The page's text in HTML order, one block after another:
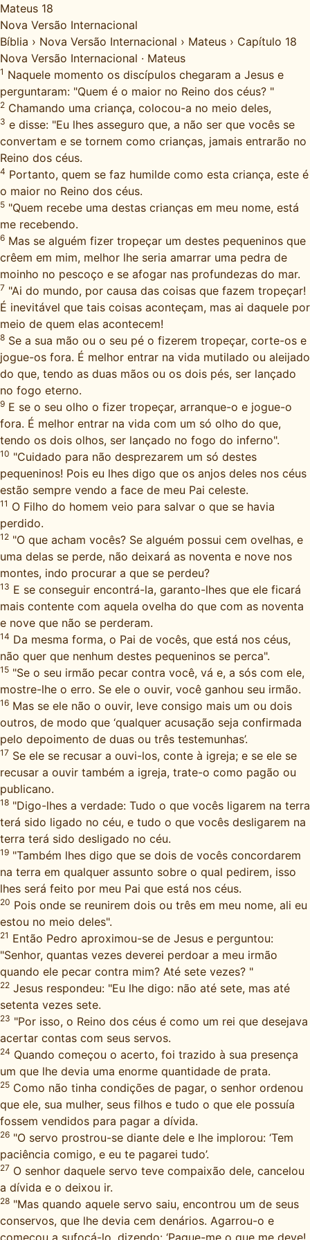
Mateus 18
Nova Versão Internacional
Bíblia › Nova Versão Internacional › Mateus › Capítulo 18
Nova Versão Internacional · Mateus
1 Naquele momento os discípulos chegaram a Jesus e
perguntaram: "Quem é o maior no Reino dos céus? "
2 Chamando uma criança, colocou-a no meio deles,
3 e disse: "Eu lhes asseguro que, a não ser que vocês se
convertam e se tornem como crianças, jamais entrarão no
Reino dos céus.
4 Portanto, quem se faz humilde como esta criança, este é
o maior no Reino dos céus.
5 "Quem recebe uma destas crianças em meu nome, está
me recebendo.
6 Mas se alguém fizer tropeçar um destes pequeninos que
crêem em mim, melhor lhe seria amarrar uma pedra de
moinho no pescoço e se afogar nas profundezas do mar.
7 "Ai do mundo, por causa das coisas que fazem tropeçar!
É inevitável que tais coisas aconteçam, mas ai daquele por
meio de quem elas acontecem!
8 Se a sua mão ou o seu pé o fizerem tropeçar, corte-os e
jogue-os fora. É melhor entrar na vida mutilado ou aleijado
do que, tendo as duas mãos ou os dois pés, ser lançado
no fogo eterno.
9 E se o seu olho o fizer tropeçar, arranque-o e jogue-o
fora. É melhor entrar na vida com um só olho do que,
tendo os dois olhos, ser lançado no fogo do inferno".
10 "Cuidado para não desprezarem um só destes
pequeninos! Pois eu lhes digo que os anjos deles nos céus
estão sempre vendo a face de meu Pai celeste.
11 O Filho do homem veio para salvar o que se havia
perdido.
12 "O que acham vocês? Se alguém possui cem ovelhas, e
uma delas se perde, não deixará as noventa e nove nos
montes, indo procurar a que se perdeu?
13 E se conseguir encontrá-la, garanto-lhes que ele ficará
mais contente com aquela ovelha do que com as noventa
e nove que não se perderam.
14 Da mesma forma, o Pai de vocês, que está nos céus,
não quer que nenhum destes pequeninos se perca".
15 "Se o seu irmão pecar contra você, vá e, a sós com ele,
mostre-lhe o erro. Se ele o ouvir, você ganhou seu irmão.
16 Mas se ele não o ouvir, leve consigo mais um ou dois
outros, de modo que ‘qualquer acusação seja confirmada
pelo depoimento de duas ou três testemunhas’.
17 Se ele se recusar a ouvi-los, conte à igreja; e se ele se
recusar a ouvir também a igreja, trate-o como pagão ou
publicano.
18 "Digo-lhes a verdade: Tudo o que vocês ligarem na terra
terá sido ligado no céu, e tudo o que vocês desligarem na
terra terá sido desligado no céu.
19 "Também lhes digo que se dois de vocês concordarem
na terra em qualquer assunto sobre o qual pedirem, isso
lhes será feito por meu Pai que está nos céus.
20 Pois onde se reunirem dois ou três em meu nome, ali eu
estou no meio deles".
21 Então Pedro aproximou-se de Jesus e perguntou:
"Senhor, quantas vezes deverei perdoar a meu irmão
quando ele pecar contra mim? Até sete vezes? "
22 Jesus respondeu: "Eu lhe digo: não até sete, mas até
setenta vezes sete.
23 "Por isso, o Reino dos céus é como um rei que desejava
acertar contas com seus servos.
24 Quando começou o acerto, foi trazido à sua presença
um que lhe devia uma enorme quantidade de prata.
25 Como não tinha condições de pagar, o senhor ordenou
que ele, sua mulher, seus filhos e tudo o que ele possuía
fossem vendidos para pagar a dívida.
26 "O servo prostrou-se diante dele e lhe implorou: ‘Tem
paciência comigo, e eu te pagarei tudo’.
27 O senhor daquele servo teve compaixão dele, cancelou
a dívida e o deixou ir.
28 "Mas quando aquele servo saiu, encontrou um de seus
conservos, que lhe devia cem denários. Agarrou-o e
começou a sufocá-lo, dizendo: ‘Pague-me o que me deve!